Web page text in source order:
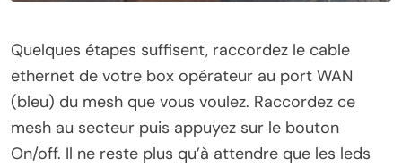
Quelques étapes suffisent, raccordez le cable
ethernet de votre box opérateur au port WAN
(bleu) du mesh que vous voulez. Raccordez ce
mesh au secteur puis appuyez sur le bouton
On/off. Il ne reste plus qu’à attendre que les leds